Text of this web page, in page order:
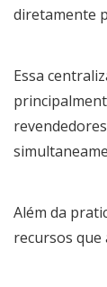
diretamente
Essa
Além da
recursos que